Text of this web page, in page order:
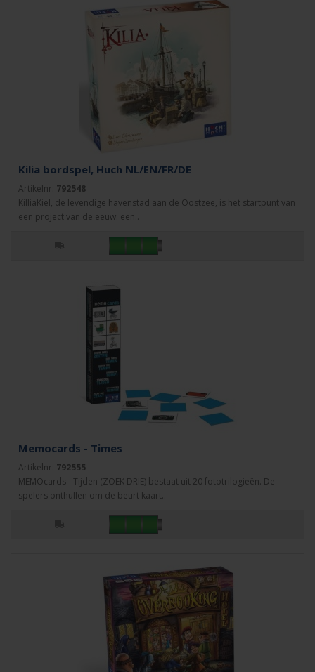
Kilia bordspel, Huch NL/EN/FR/DE
Artikelnr: 792548
KilliaKiel, de levendige havenstad aan de Oostzee, is het startpunt van
een project van de eeuw: een..
Memocards - Times
Artikelnr: 792555
MEMOcards - Tijden (ZOEK DRIE) bestaat uit 20 fototrilogieën. De
spelers onthullen om de beurt kaart..